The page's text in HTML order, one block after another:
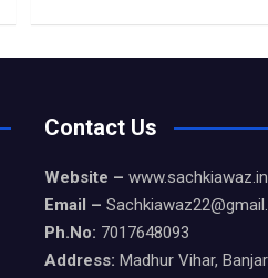
Contact Us
Website – www.sachkiawaz.in
Email –
Ph.No: 7017648093
Address: Madhur Vihar,